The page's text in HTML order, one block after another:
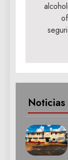
Noticias